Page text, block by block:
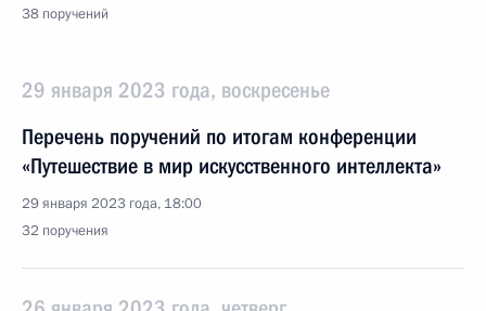
38 поручений
29 января 2023 года, воскресенье
Перечень поручений по итогам конференции
«Путешествие в мир искусственного интеллекта»
29 января 2023 года, 18:00
32 поручения